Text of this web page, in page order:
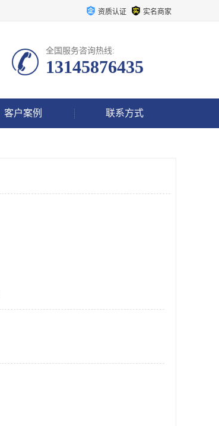
资质认证 实名商家
全国服务咨询热线:
13145876435
客户案例 联系方式